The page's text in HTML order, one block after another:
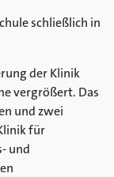
schließlich in
der Klinik
vergrößert. Das
und zwei
für
und